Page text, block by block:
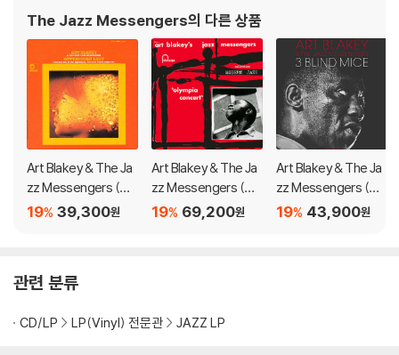
관련 사진과 동영상 및 재생 기기 모델명을 첨부하여 첨부하여 고객센터에
문의 바랍니다.
2) LP는 잦은 배송 과정에서 재킷에 손상이 발생할 가능성이 높고 재판매
가 어려우므로 신중한 구매를 부탁드립니다.
The Jazz Messengers의 다른 상품
Art Blakey & The Ja
zz Messengers (아
트 블레이키 앤 재즈 메
39,300원
19%
Art Blakey & The Ja
zz Messengers (아
트 블레이키 앤 더 재즈
69,200원
19%
Art Blakey & The Ja
zz Messengers (아
트 블레이키 & 재즈 메
43,900원
19%
관련 분류
CD/LP LP(Vinyl) 전문관 JAZZ LP